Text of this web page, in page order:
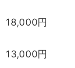
18,000円
13,000円